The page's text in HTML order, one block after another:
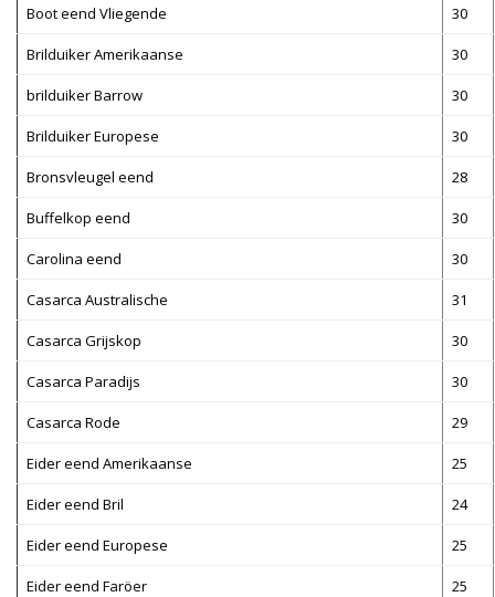
Boot eend Vliegende 30
Brilduiker Amerikaanse 30
brilduiker Barrow 30
Brilduiker Europese 30
Bronsvleugel eend 28
Buffelkop eend 30
Carolina eend 30
Casarca Australische 31
Casarca Grijskop 30
Casarca Paradijs 30
Casarca Rode 29
Eider eend Amerikaanse 25
Eider eend Bril 24
Eider eend Europese 25
Eider eend Faröer 25